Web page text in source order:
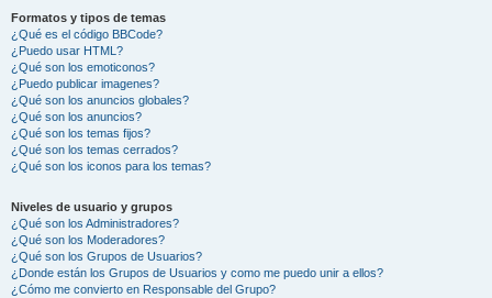
Formatos y tipos de temas
¿Qué es el código BBCode?
¿Puedo usar HTML?
¿Qué son los emoticonos?
¿Puedo publicar imagenes?
¿Qué son los anuncios globales?
¿Qué son los anuncios?
¿Qué son los temas fijos?
¿Qué son los temas cerrados?
¿Qué son los iconos para los temas?
Niveles de usuario y grupos
¿Qué son los Administradores?
¿Qué son los Moderadores?
¿Qué son los Grupos de Usuarios?
¿Donde están los Grupos de Usuarios y como me puedo unir a ellos?
¿Cómo me convierto en Responsable del Grupo?